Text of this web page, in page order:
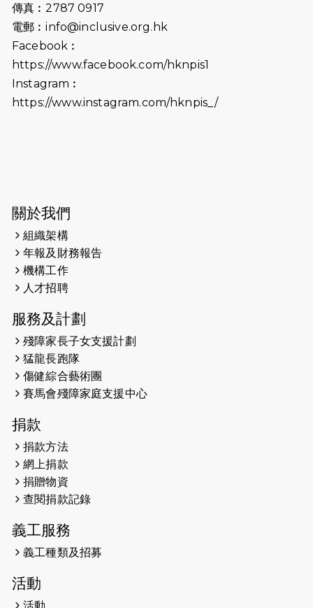
2026-06-25
（19:00開始）
2026-06-18
猛龍長跑隊恆常練習 - 6月18日
2026-06-11
猛龍長跑隊恆常練習 - 6月11日（19:00
2026-05-28
2026-05-22
2026-05-21
2026-05-14
（19:00開始）
2026-05-07
開始）
2026-04-30
2026-04-25
2026-04-24
2026-04-23
2026-04-19
傳真︰2787 0917
電郵︰info@inclusive.org.hk
Facebook︰
https://www.facebook.com/hknpis1
Instagram︰
https://www.instagram.com/hknpis_/
關於我們
組織架構
年報及財務報告
機構工作
人才招聘
服務及計劃
殘障家長子女支援計劃
猛龍長跑隊
傷健綜合藝術團
賽馬會殘障家庭支援中心
捐款
捐款方法
網上捐款
捐贈物資
查閱捐款記錄
義工服務
義工種類及招募
活動